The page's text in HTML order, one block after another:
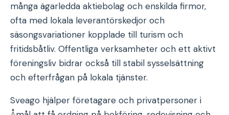
många ägarledda aktiebolag och enskilda firmor,
ofta med lokala leverantörskedjor och
säsongsvariationer kopplade till turism och
fritidsbåtliv. Offentliga verksamheter och ett aktivt
föreningsliv bidrar också till stabil sysselsättning
och efterfrågan på lokala tjänster.
Sveago hjälper företagare och privatpersoner i